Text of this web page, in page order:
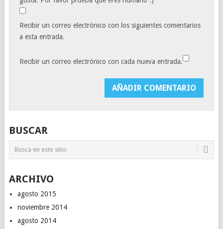
Recibir un correo electrónico con los siguientes comentarios
a esta entrada.
Recibir un correo electrónico con cada nueva entrada.
BUSCAR
ARCHIVO
agosto 2015
noviembre 2014
agosto 2014